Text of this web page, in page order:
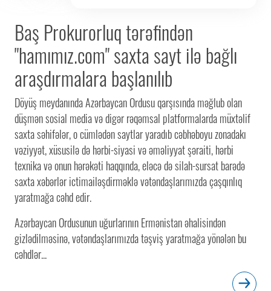
Baş Prokurorluq tərəfindən
"hamımız.com" saxta sayt ilə bağlı
araşdırmalara başlanılıb
Döyüş meydanında Azərbaycan Ordusu qarşısında məğlub olan
düşmən sosial media və digər rəqəmsal platformalarda müxtəlif
saxta səhifələr, o cümlədən saytlar yaradıb cəbhəboyu zonadakı
vəziyyət, xüsusilə də hərbi-siyasi və əməliyyat şəraiti, hərbi
texnika və onun hərəkəti haqqında, eləcə də silah-sursat barədə
saxta xəbərlər ictimailəşdirməklə vətəndaşlarımızda çaşqınlıq
yaratmağa cəhd edir.
Azərbaycan Ordusunun uğurlarının Ermənistan əhalisindən
gizlədilməsinə, vətəndaşlarımızda təşviş yaratmağa yönələn bu
cəhdlər...